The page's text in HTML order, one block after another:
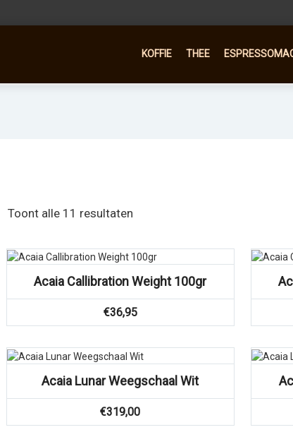
KOFFIE THEE
Toont alle 11 resultaten
Acaia Callibration Weight 100gr
€36,95
Vergelijk
Acaia Lunar Weegschaal Wit
€319,00
Vergelijk